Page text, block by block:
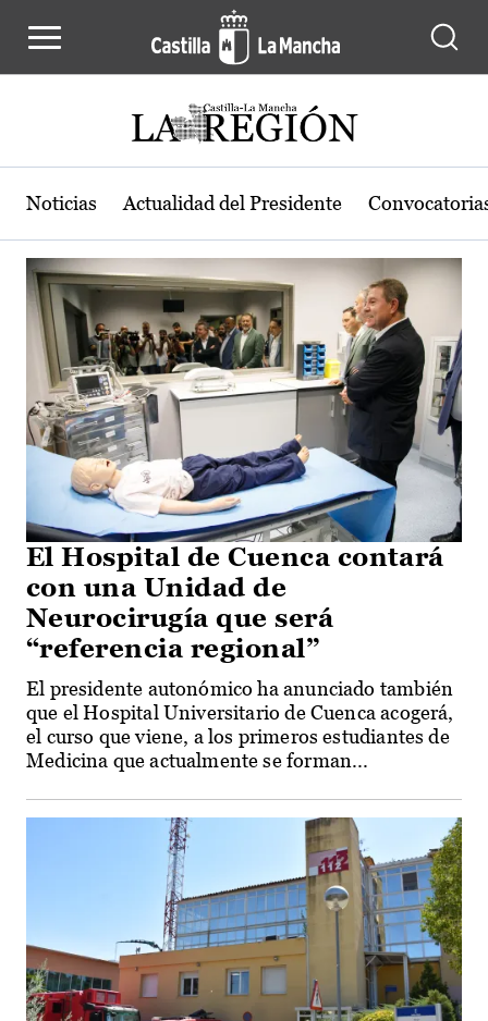
Actualidad de la región de Castilla-
Noticias Actualidad del Presidente
El Hospital de Cuenca contará
con una Unidad de
Neurocirugía que será
“referencia regional”
El presidente autonómico ha anunciado también
que el Hospital Universitario de Cuenca acogerá,
el curso que viene, a los primeros estudiantes de
Medicina que actualmente se forman...